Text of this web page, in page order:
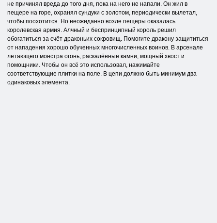
не причинял вреда до того дня, пока на него не напали. Он жил в
пещере на горе, охранял сундуки с золотом, периодически вылетал,
чтобы поохотится. Но неожиданно возле пещеры оказалась
королевская армия. Алчный и беспринципный король решил
обогатиться за счёт драконьих сокровищ. Помогите дракону защититься
от нападения хорошо обученных многочисленных воинов. В арсенале
летающего монстра огонь, раскалённые камни, мощный хвост и
помощники. Чтобы он всё это использовал, нажимайте
соответствующие плитки на поле. В цепи должно быть минимум два
одинаковых элемента.